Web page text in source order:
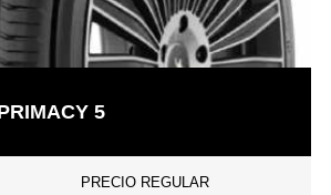
5
PRECIO REGULAR